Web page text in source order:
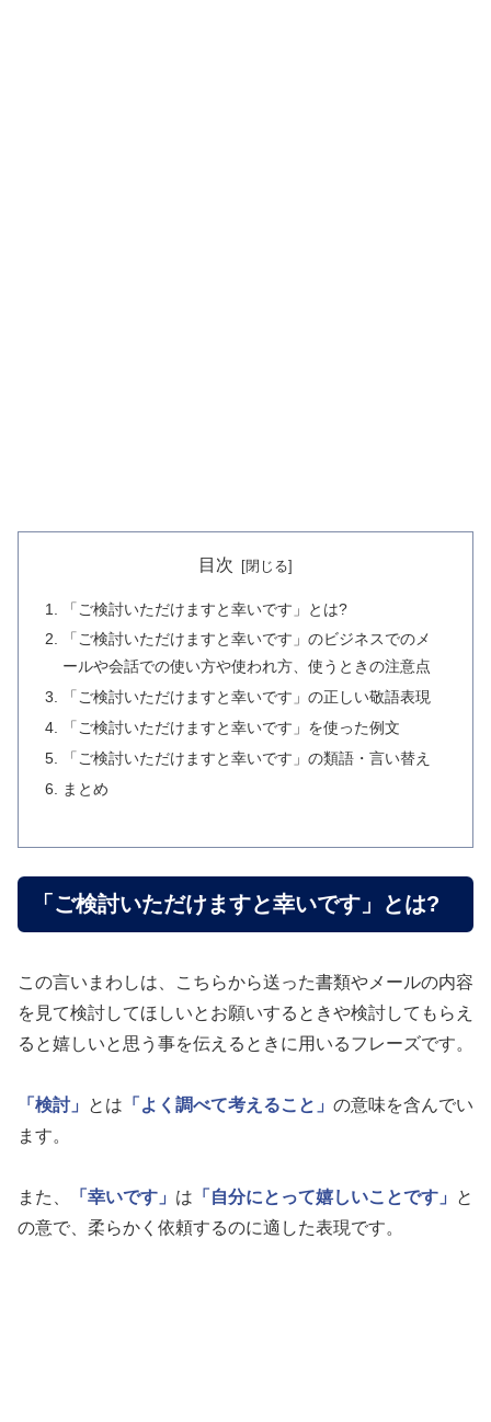
目次
「ご検討いただけますと幸いです」とは?
「ご検討いただけますと幸いです」のビジネスでのメ
ールや会話での使い方や使われ方、使うときの注意点
「ご検討いただけますと幸いです」の正しい敬語表現
「ご検討いただけますと幸いです」を使った例文
「ご検討いただけますと幸いです」の類語・言い替え
まとめ
「ご検討いただけますと幸いです」とは?
この言いまわしは、こちらから送った書類やメールの内容
を見て検討してほしいとお願いするときや検討してもらえ
ると嬉しいと思う事を伝えるときに用いるフレーズです。
「検討」 とは 「よく調べて考えること」 の意味を含んでい
ます。
また、 「幸いです」 は 「自分にとって嬉しいことです」
と
の意で、柔らかく依頼するのに適した表現です。